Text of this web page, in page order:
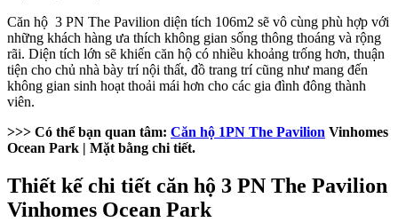
Căn hộ 3 PN The Pavilion diện tích 106m2 sẽ vô cùng phù hợp với
những khách hàng ưa thích không gian sống thông thoáng và rộng
rãi. Diện tích lớn sẽ khiến căn hộ có nhiều khoảng trống hơn, thuận
tiện cho chủ nhà bày trí nội thất, đồ trang trí cũng như mang đến
không gian sinh hoạt thoải mái hơn cho các gia đình đông thành
viên.
>>> Có thể bạn quan tâm: Căn hộ 1PN The Pavilion Vinhomes
Ocean Park | Mặt bằng chi tiết.
Thiết kế chi tiết căn hộ 3 PN The Pavilion
Vinhomes Ocean Park